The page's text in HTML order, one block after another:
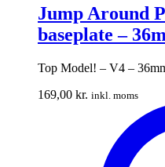
Jump Around
baseplate –
Top Model! – V4 –
169,00 kr. inkl. moms